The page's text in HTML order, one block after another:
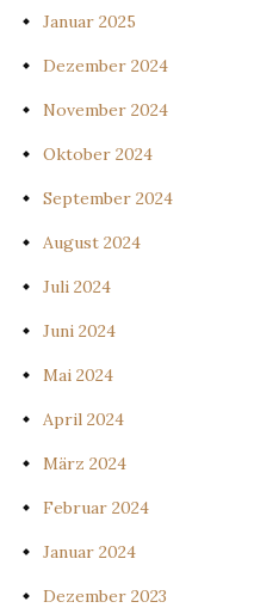
Januar 2025
Dezember 2024
November 2024
Oktober 2024
September 2024
August 2024
Juli 2024
Juni 2024
Mai 2024
April 2024
März 2024
Februar 2024
Januar 2024
Dezember 2023